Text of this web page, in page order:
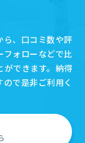
ら、口コミ数や評
フォローなどで比
ができます。納得
で是非ご利用く